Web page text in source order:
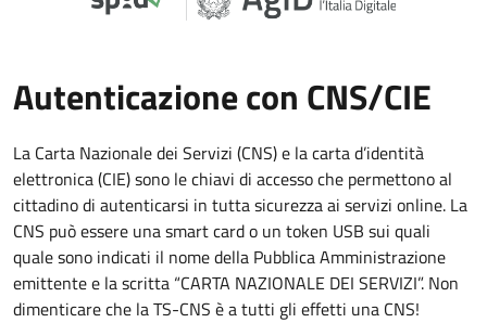
Autenticazione con CNS/CIE
La Carta Nazionale dei Servizi (CNS) e la carta d’identità
elettronica (CIE) sono le chiavi di accesso che permettono al
cittadino di autenticarsi in tutta sicurezza ai servizi online. La
CNS può essere una smart card o un token USB sui quali
quale sono indicati il nome della Pubblica Amministrazione
emittente e la scritta “CARTA NAZIONALE DEI SERVIZI”. Non
dimenticare che la TS-CNS è a tutti gli effetti una CNS!